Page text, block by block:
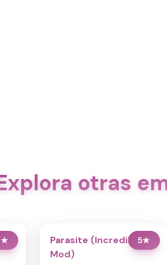
otras
★ 5★
Parasite (Incredibox
Mod)